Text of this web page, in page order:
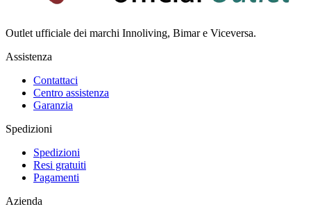
Outlet ufficiale dei marchi Innoliving, Bimar e Viceversa.
Assistenza
Contattaci
Centro assistenza
Garanzia
Spedizioni
Spedizioni
Resi gratuiti
Pagamenti
Azienda